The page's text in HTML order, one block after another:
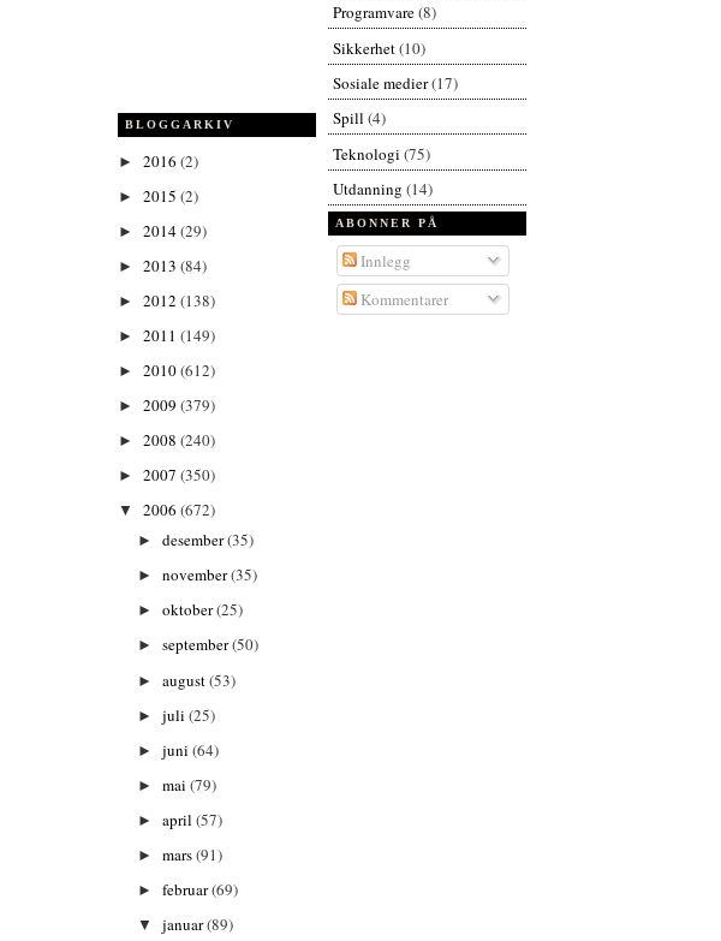
BLOGGARKIV
► 2016 (2)
► 2015 (2)
► 2014(29)
► 2013 (84)
► 2012 (138)
► 2011 (149)
► 2010(612)
► 2009 (379)
► 2008 (240)
► 2007 (350)
▼ 2006 (672)
► desember(35)
► november(35)
► oktober(25)
► september(50)
► august(53)
► juli (25)
► juni (64)
► mai (79)
► april (57)
► mars(91)
► februar(69)
▼ januar(89)
Programvare(8)
Sikkerhet(10)
Sosiale medier(17)
Spill (4)
Teknologi (75)
Utdanning (14)
ABONNER PÅ
Innlegg
Kommentarer